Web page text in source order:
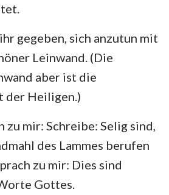
gegeben, sich anzutun mit
Leinwand. (Die
aber ist die
der Heiligen.)
zu mir: Schreibe: Selig sind,
des Lammes berufen
zu mir: Dies sind
Gottes.